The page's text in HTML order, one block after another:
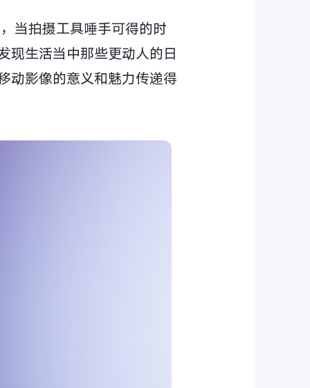
当拍摄工具唾手可得的时
现生活当中那些更动人的日
动影像的意义和魅力传递得